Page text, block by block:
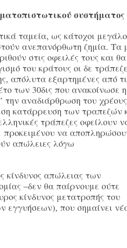
συστήματος
ταμεία, ως κάτοχοι
ανεπανόρθωτη ζημία. Τα
στις οφειλές τους και θα
του κράτους οι δε
απόλυτα εξαρτημένες από
των 30δις που ανακοίνωσε η
την αναδιάρθρωση του
κατάρρευση των τραπεζών
τράπεζες οφείλουν
προκειμένου να
απώλειες λόγω
κίνδυνος απώλειας των
–δεν θα παίρνουμε ούτε
κίνδυνος μετατροπής του
εγγυήσεων), που σημαίνει